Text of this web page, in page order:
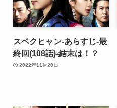
スベクヒャン-あらすじ-最
終回(108話)-結末は！？
2022年11月20日